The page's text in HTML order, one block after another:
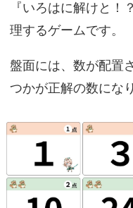
『いろはに解けと！
理するゲームです。
盤面には、数が配置
つかが正解の数にな